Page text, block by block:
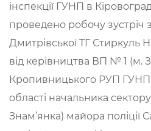
інспекції ГУНП в
проведено робочу зустріч
Дмитрівської ТГ Стиркуль
від керівництва ВП № 1 (м.
Кропивницького РУП ГУНП
області начальника
Знам’янка) майора поліції